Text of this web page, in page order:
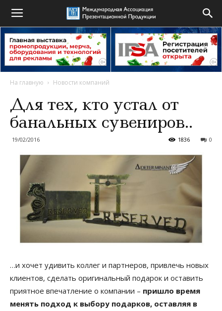
На главную Новости компаний
Для тех, кто устал от
банальных сувениров..
19/02/2016 0
1836
…и хочет удивить коллег и партнеров, привлечь новых
клиентов, сделать оригинальный подарок и оставить
приятное впечатление о компании – пришло время
менять подход к выбору подарков, оставляя в